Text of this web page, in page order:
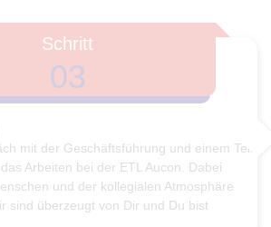
Schritt
03
mit der Geschäftsführung und einem Teil
Arbeiten bei der ETL Aucon. Dabei
und der kollegialen Atmosphäre
sind überzeugt von Dir und Du bist